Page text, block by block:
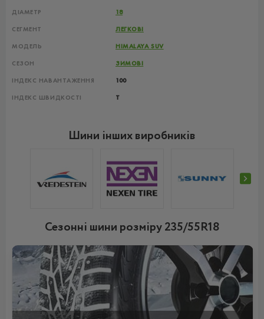
ДІАМЕТР 18
СЕГМЕНТ ЛЕГКОВІ
МОДЕЛЬ HIMALAYA SUV
СЕЗОН ЗИМОВІ
ІНДЕКС НАВАНТАЖЕННЯ 100
ІНДЕКС ШВИДКОСТІ T
Шини інших виробників
Сезонні шини розміру 235/55R18